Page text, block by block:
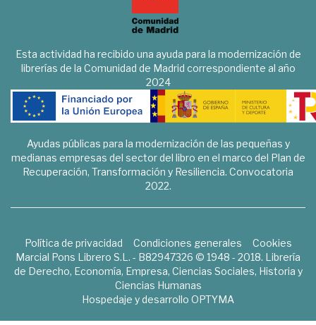
Esta actividad ha recibido una ayuda para la modernización de
librerías de la Comunidad de Madrid correspondiente al año
2024
Ayudas públicas para la modernización de las pequeñas y
medianas empresas del sector del libro en el marco del Plan de
Recuperación, Transformación y Resiliencia. Convocatoria
2022.
Política de privacidad Condiciones generales
Cookies
Marcial Pons Librero S.L. - B82947326 © 1948 - 2018. Librería
de Derecho, Economía, Empresa, Ciencias Sociales, Historia y
Ciencias Humanas
Hospedaje y desarrollo OPTYMA